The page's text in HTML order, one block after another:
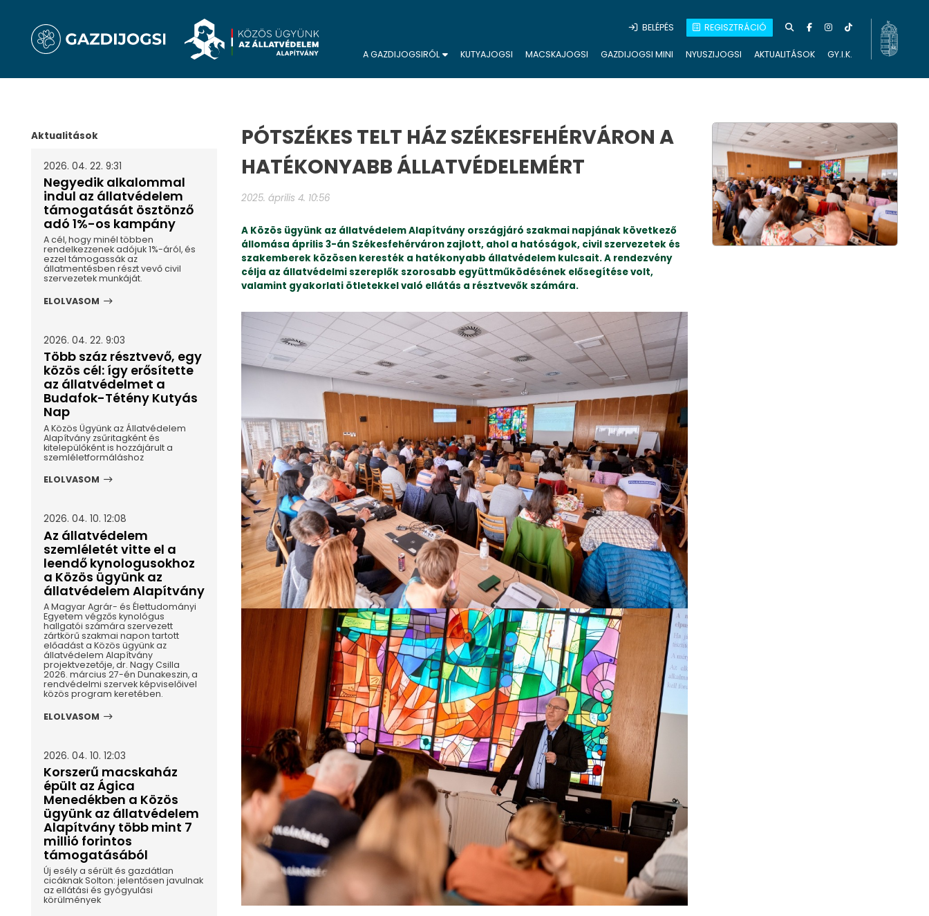
A GAZDIJOGSIRÓL KUTYAJOGSI MACSKAJOGSI GAZDIJOGSI MINI NYUSZIJOGSI AKTUALITÁSOK GY.I.K.
BELÉPÉS REGISZTRÁCIÓ
PÓTSZÉKES TELT HÁZ SZÉKESFEHÉRVÁRON A
HATÉKONYABB ÁLLATVÉDELEMÉRT
2025. április 4. 10:56
A Közös ügyünk az állatvédelem Alapítvány országjáró szakmai napjának következő
állomása április 3-án Székesfehérváron zajlott, ahol a hatóságok, civil szervezetek és
szakemberek közösen keresték a hatékonyabb állatvédelem kulcsait. A rendezvény
célja az állatvédelmi szereplők szorosabb együttműködésének elősegítése volt,
valamint gyakorlati ötletekkel való ellátás a résztvevők számára.
Aktualitások
2026. 04. 22. 9:31
Negyedik alkalommal
indul az állatvédelem
támogatását ösztönző
adó 1%-os kampány
A cél, hogy minél többen
rendelkezzenek adójuk 1%-áról, és
ezzel támogassák az
állatmentésben részt vevő civil
szervezetek munkáját.
ELOLVASOM
2026. 04. 22. 9:03
Több száz résztvevő, egy
közös cél: így erősítette
az állatvédelmet a
Budafok-Tétény Kutyás
Nap
A Közös Ügyünk az Állatvédelem
Alapítvány zsűritagként és
kitelepülőként is hozzájárult a
szemléletformáláshoz
ELOLVASOM
2026. 04. 10. 12:08
Az állatvédelem
szemléletét vitte el a
leendő kynologusokhoz
a Közös ügyünk az
állatvédelem Alapítvány
A Magyar Agrár- és Élettudományi
Egyetem végzős kynológus
hallgatói számára szervezett
zártkörű szakmai napon tartott
előadást a Közös ügyünk az
állatvédelem Alapítvány
projektvezetője, dr. Nagy Csilla
2026. március 27-én Dunakeszin, a
rendvédelmi szervek képviselőivel
közös program keretében.
ELOLVASOM
2026. 04. 10. 12:03
Korszerű macskaház
épült az Ágica
Menedékben a Közös
ügyünk az állatvédelem
Alapítvány több mint 7
millió forintos
támogatásából
Új esély a sérült és gazdátlan
cicáknak Solton: jelentősen javulnak
az ellátási és gyógyulási
körülmények